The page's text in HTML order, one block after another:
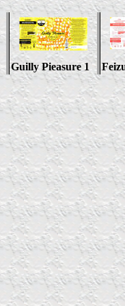
Guilly Pieasure 1